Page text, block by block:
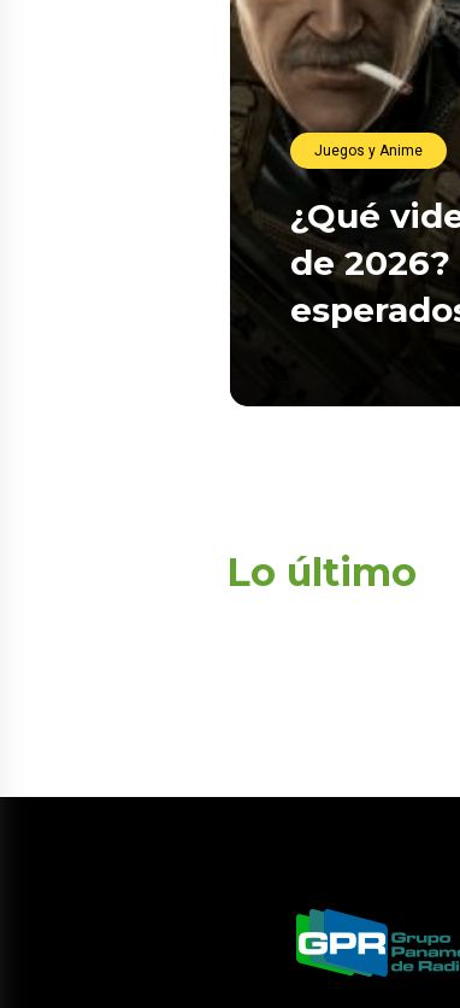
Juegos y Anime
¿Qué
de
Lo último